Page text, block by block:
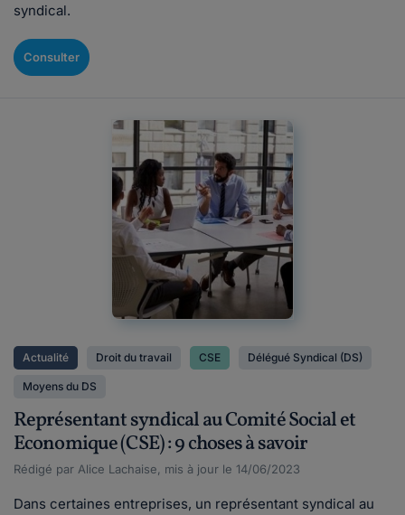
syndical.
Consulter
Actualité Droit du travail CSE Délégué Syndical (DS)
Moyens du DS
Représentant syndical au Comité Social et
Economique (CSE) : 9 choses à savoir
Rédigé par Alice Lachaise, mis à jour le 14/06/2023
Dans certaines entreprises, un représentant syndical au